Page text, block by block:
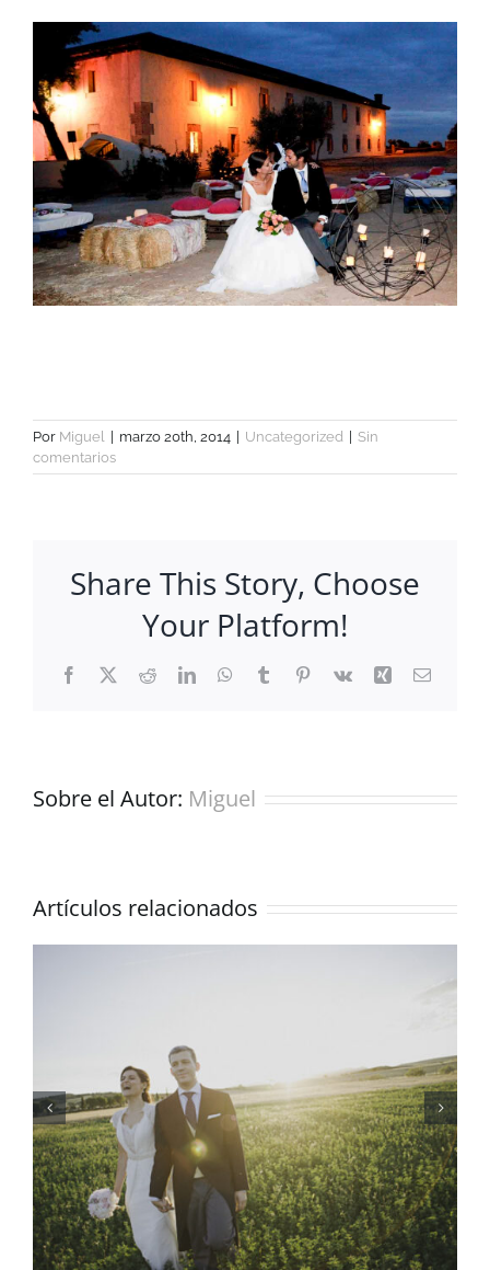
Por Miguel marzo 20th, 2014 Uncategorized
Sin
comentarios
Share This Story, Choose
Your Platform!
Facebook
X RedditLinkedInWhatsApp
TumblrPinterest
Vk Xing Correo
Sobre el Autor: Miguel
Artículos relacionados
Una boda mexicana al
detalle